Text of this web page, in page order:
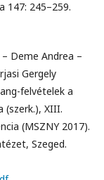
147: 245–259.
Deme Andrea –
Gergely
felvételek a
(szerk.), XIII.
(MSZNY 2017).
Szeged.